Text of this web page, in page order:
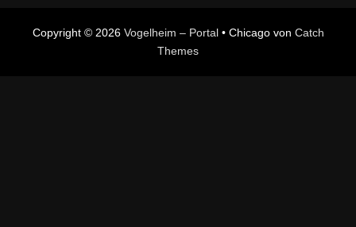
Copyright © 2026 Vogelheim – Portal• Chicago von Catch
Themes